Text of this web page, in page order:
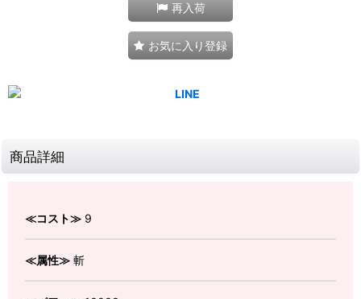
再入荷
お気に入り登録
商品詳細
≪コスト≫ 9
≪属性≫ 斬